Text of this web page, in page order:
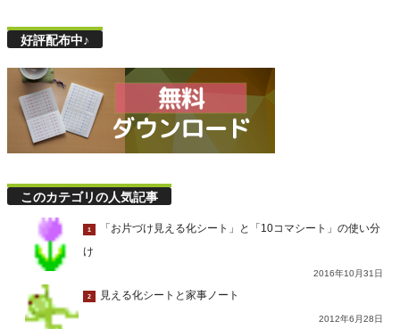
好評配布中♪
このカテゴリの人気記事
1
「お片づけ見える化シート」と「10コマシート」の使い分
け
2016年10月31日
2 見える化シートと家事ノート
2012年6月28日